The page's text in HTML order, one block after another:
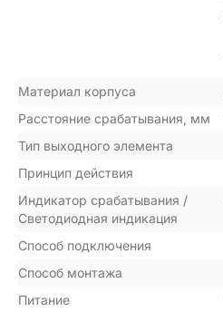
Материал корпуса
Расстояние срабатывания, мм
Тип выходного элемента
Принцип действия
Индикатор срабатывания /
Светодиодная индикация
Способ подключения
Способ монтажа
Питание